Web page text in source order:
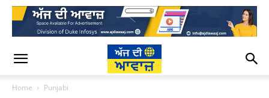
Home Punjabi